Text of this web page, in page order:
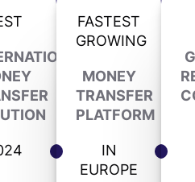
FASTEST
GROWING
MONEY
TRANSFER
PLATFORM
IN
EUROPE